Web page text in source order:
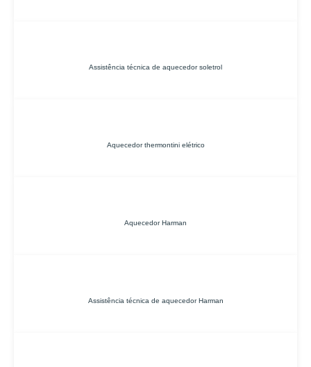
Assistência técnica de aquecedor soletrol
Aquecedor thermontini elétrico
Aquecedor Harman
Assistência técnica de aquecedor Harman